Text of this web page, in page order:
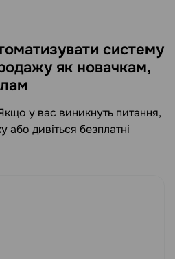
систему
як новачкам,
у вас виникнуть питання,
або дивіться безплатні